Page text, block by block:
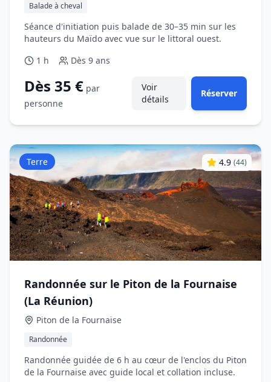
Balade à cheval
Séance d'initiation puis balade de 30–35 min sur les
hauteurs du Maïdo avec vue sur le littoral ouest.
1 h
Dès 9 ans
Dès 35 € par
personne
Voir
détails
Réserver
Terre 4.9 (44)
Randonnée sur le Piton de la Fournaise
(La Réunion)
Piton de la Fournaise
Randonnée
Randonnée guidée de 6 h au cœur de l'enclos du Piton
de la Fournaise avec guide local et collation incluse.